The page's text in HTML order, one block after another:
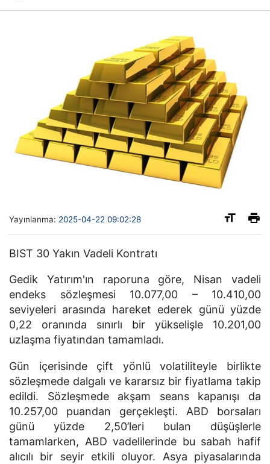
Yayınlanma: 2025-04-22 09:02:28
BIST 30 Yakın Vadeli Kontratı
Gedik Yatırım'ın raporuna göre, Nisan vadeli
endeks sözleşmesi 10.077,00 – 10.410,00
seviyeleri arasında hareket ederek günü yüzde
0,22 oranında sınırlı bir yükselişle 10.201,00
uzlaşma fiyatından tamamladı.
Gün içerisinde çift yönlü volatiliteyle birlikte
sözleşmede dalgalı ve kararsız bir fiyatlama takip
edildi. Sözleşmede akşam seans kapanışı da
10.257,00 puandan gerçekleşti. ABD borsaları
günü yüzde 2,50’leri bulan düşüşlerle
tamamlarken, ABD vadelilerinde bu sabah hafif
alıcılı bir seyir etkili oluyor. Asya piyasalarında